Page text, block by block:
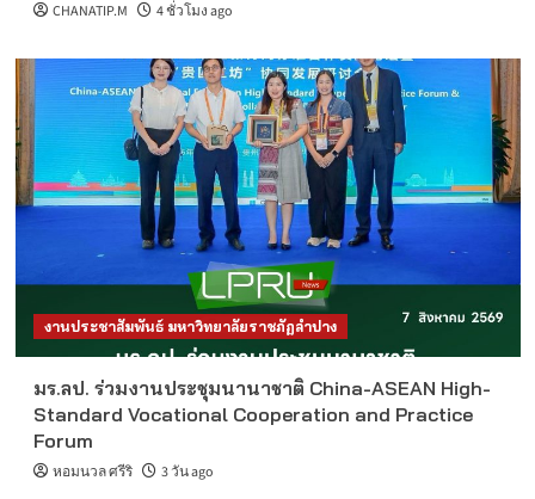
CHANATIP.M 4 ชั่วโมง ago
งานประชาสัมพันธ์ มหาวิทยาลัยราชภัฏลำปาง
มร.ลป. ร่วมงานประชุมนานาชาติ China-ASEAN High-
Standard Vocational Cooperation and Practice
Forum
หอมนวล ศรีริ 3 วัน ago